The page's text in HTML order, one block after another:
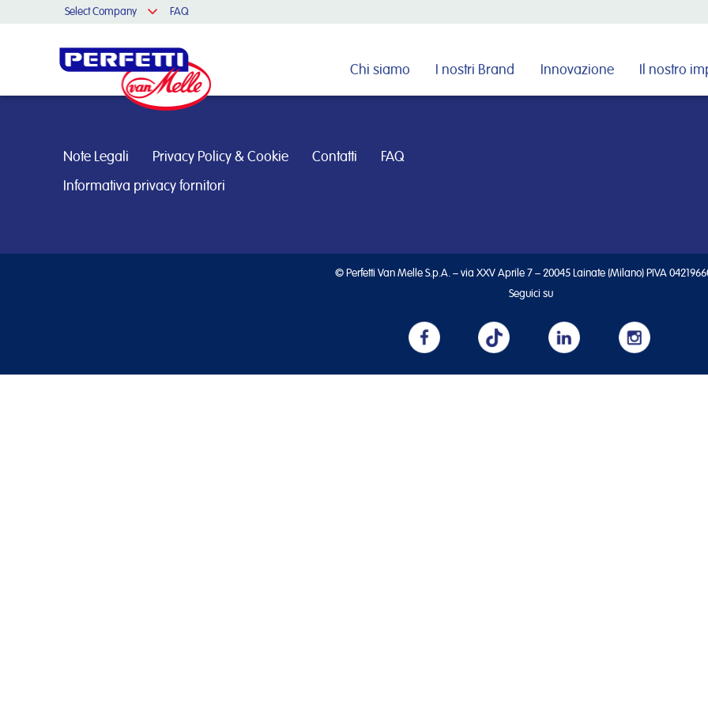
Select Company FAQ
Chi siamo I nostri Brand Innovazione Il nostro
Cerca nel sito
Note Legali Privacy Policy & Cookie Contatti FAQ
Informativa privacy fornitori
© Perfetti Van Melle S.p.A. – via XXV Aprile 7 – 20045 Lainate (Milano) PIVA
Seguici su